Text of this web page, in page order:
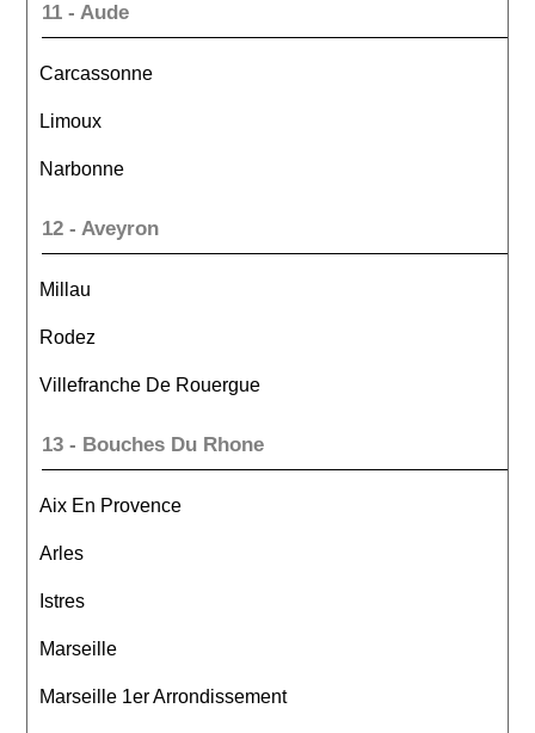
11 - Aude
Carcassonne
Limoux
Narbonne
12 - Aveyron
Millau
Rodez
Villefranche De Rouergue
13 - Bouches Du Rhone
Aix En Provence
Arles
Istres
Marseille
Marseille 1er Arrondissement